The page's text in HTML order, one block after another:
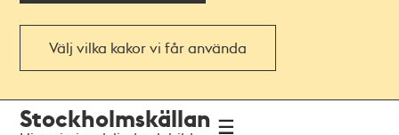
Välj vilka kakor vi får använda
navigationen
huvudinnehållet
Stockholmskällan